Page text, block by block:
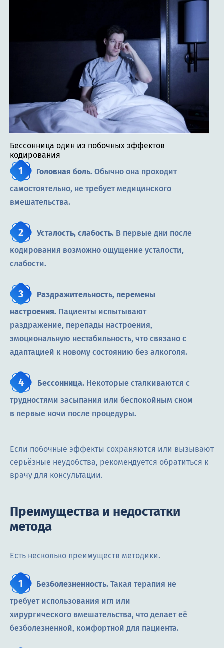
Бессонница один из побочных эффектов
кодирования
Головная боль. Обычно она проходит
самостоятельно, не требует медицинского
вмешательства.
Усталость, слабость. В первые дни после
кодирования возможно ощущение усталости,
слабости.
Раздражительность, перемены
настроения. Пациенты испытывают
раздражение, перепады настроения,
эмоциональную нестабильность, что связано с
адаптацией к новому состоянию без алкоголя.
Бессонница. Некоторые сталкиваются с
трудностями засыпания или беспокойным сном
в первые ночи после процедуры.
Если побочные эффекты сохраняются или вызывают
серьёзные неудобства, рекомендуется обратиться к
врачу для консультации.
Преимущества и недостатки
метода
Есть несколько преимуществ методики.
Безболезненность. Такая терапия не
требует использования игл или
хирургического вмешательства, что делает её
безболезненной, комфортной для пациента.